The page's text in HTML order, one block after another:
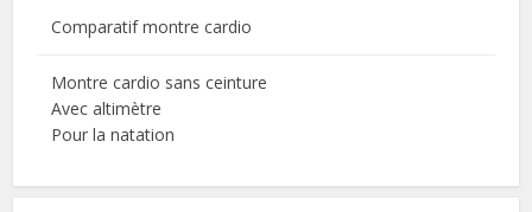
Comparatif montre cardio
Montre cardio sans ceinture
Avec altimètre
Pour la natation